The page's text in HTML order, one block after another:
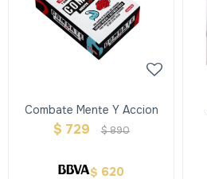
Combate Mente Y Accion
$ 729 $890
$ 620